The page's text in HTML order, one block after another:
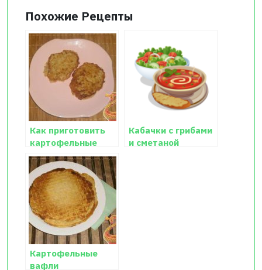
Похожие Рецепты
Как приготовить
картофельные
драники
Кабачки с грибами
и сметаной
Картофельные
вафли